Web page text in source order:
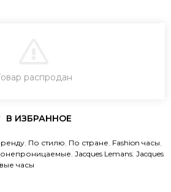
В ОДИН КЛИК
распродан
По стилю По стране Fashion часы
Jacques Lemans Jacques
часы